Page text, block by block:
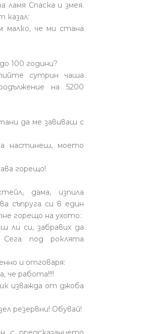
ламя Спаска и змея.
казал:
малко, че ми стана
100 години?
сутрин чаша
на 5200
да ме завиваш с
настинеш, моето
горещо!
дама, изпила
съпруга си в един
горещо на ухото:
ли си, забравих да
под роклята
и отговаря:
че работа!!!!
изважда от джоба
резервни! Обувай!